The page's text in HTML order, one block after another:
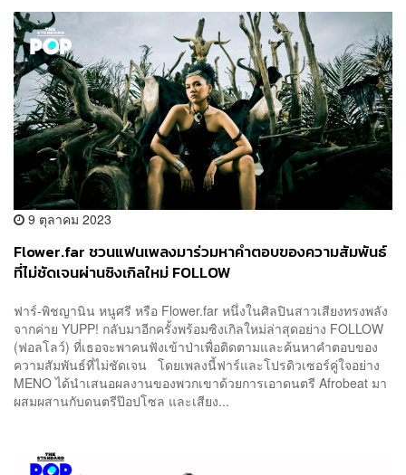
9 ตุลาคม 2023
Flower.far ชวนแฟนเพลงมาร่วมหาคำตอบของความสัมพันธ์
ที่ไม่ชัดเจนผ่านซิงเกิลใหม่ FOLLOW
ฟาร์-พิชญานิน หนูศรี หรือ Flower.far หนึ่งในศิลปินสาวเสียงทรงพลัง
จากค่าย YUPP! กลับมาอีกครั้งพร้อมซิงเกิลใหม่ล่าสุดอย่าง FOLLOW
(ฟอลโลว์) ที่เธอจะพาคนฟังเข้าป่าเพื่อติดตามและค้นหาคำตอบของ
ความสัมพันธ์ที่ไม่ชัดเจน โดยเพลงนี้ฟาร์และโปรดิวเซอร์คู่ใจอย่าง
MENO ได้นำเสนอผลงานของพวกเขาด้วยการเอาดนตรี Afrobeat มา
ผสมผสานกับดนตรีป๊อปโซล และเสียง...